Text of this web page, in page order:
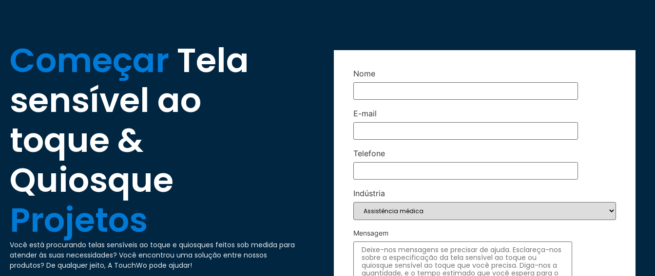
ComeçarTela
sensível ao
toque &
Quiosque
Projetos
Você está procurando telas sensíveis ao toque e quiosques feitos sob medida para
atender às suas necessidades? Você encontrou uma solução entre nossos
produtos? De qualquer jeito, A TouchWo pode ajudar!
Nome
E-mail
Telefone
Indústria
Mensagem